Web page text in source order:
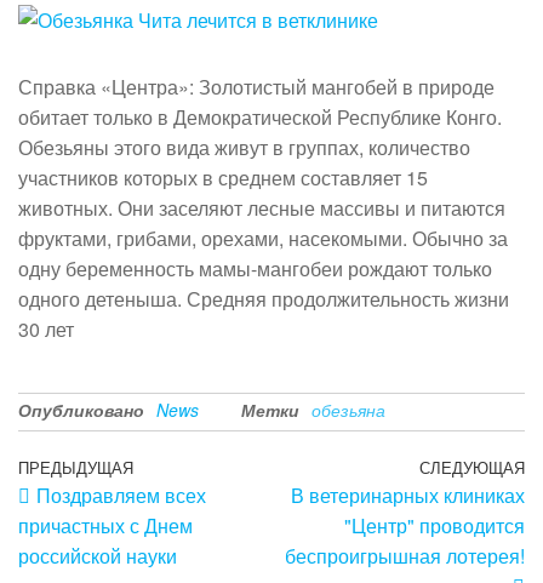
Справка «Центра»: Золотистый мангобей в природе
обитает только в Демократической Республике Конго.
Обезьяны этого вида живут в группах, количество
участников которых в среднем составляет 15
животных. Они заселяют лесные массивы и питаются
фруктами, грибами, орехами, насекомыми. Обычно за
одну беременность мамы-мангобеи рождают только
одного детеныша. Средняя продолжительность жизни
30 лет
Опубликовано News Метки обезьяна
Навигация
по
записям
Предыдущая
запись
ПРЕДЫДУЩАЯ
Поздравляем всех
причастных с Днем
российской науки
СЛЕДУЮЩАЯ
В ветеринарных клиниках
"Центр" проводится
беспроигрышная лотерея!